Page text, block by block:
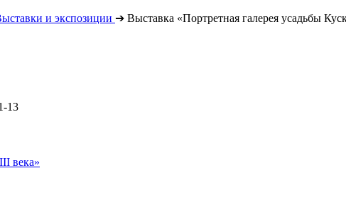
и экспозиции ➔ Выставка «Портретная галерея усадьбы
13
века»